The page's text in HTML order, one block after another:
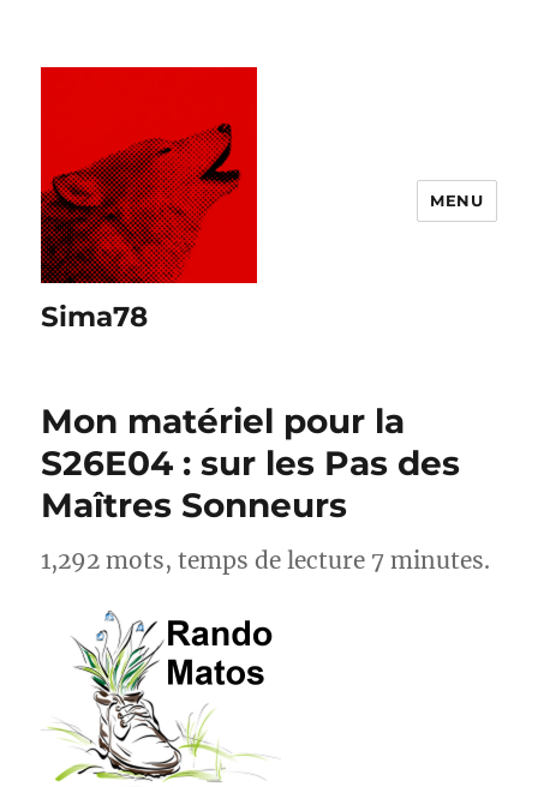
Sima78
MENU
Mon matériel pour la
S26E04 : sur les Pas des
Maîtres Sonneurs
1,292 mots, temps de lecture 7 minutes.